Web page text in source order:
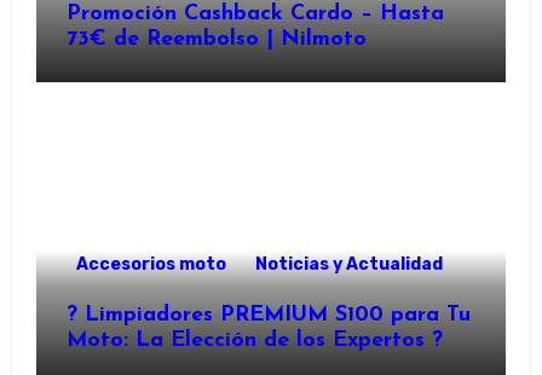
Promoción Cashback Cardo – Hasta
73€ de Reembolso | Nilmoto
Accesorios moto Noticias y Actualidad
?️ Limpiadores PREMIUM S100 para Tu
Moto: La Elección de los Expertos ?